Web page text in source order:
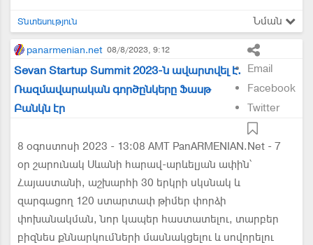
Տնտեսություն Նման
panarmenian.net 08/8/2023, 9:12
Email
Facebook
Twitter
Sevan Startup Summit 2023-ն ավարտվել է.
Ռազմավարական գործընկերը Ֆասթ
Բանկն էր
8 օգոստոսի 2023 - 13:08 AMT PanARMENIAN.Net - 7
օր շարունակ Սևանի հարավ-արևելյան ափին՝
Հայաստանի, աշխարհի 30 երկրի սկսնակ և
զարգացող 120 ստարտափ թիմեր փորձի
փոխանակման, նոր կապեր հաստատելու, տարբեր
բիզնես քննարկումների մասնակցելու և սովորելու